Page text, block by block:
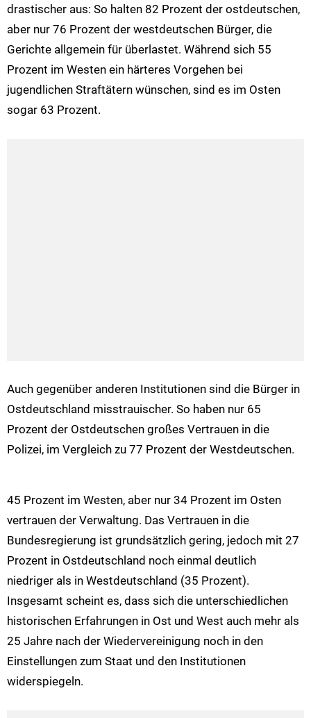
drastischer aus: So halten 82 Prozent der ostdeutschen,
aber nur 76 Prozent der westdeutschen Bürger, die
Gerichte allgemein für überlastet. Während sich 55
Prozent im Westen ein härteres Vorgehen bei
jugendlichen Straftätern wünschen, sind es im Osten
sogar 63 Prozent.
Auch gegenüber anderen Institutionen sind die Bürger in
Ostdeutschland misstrauischer. So haben nur 65
Prozent der Ostdeutschen großes Vertrauen in die
Polizei, im Vergleich zu 77 Prozent der Westdeutschen.
45 Prozent im Westen, aber nur 34 Prozent im Osten
vertrauen der Verwaltung. Das Vertrauen in die
Bundesregierung ist grundsätzlich gering, jedoch mit 27
Prozent in Ostdeutschland noch einmal deutlich
niedriger als in Westdeutschland (35 Prozent).
Insgesamt scheint es, dass sich die unterschiedlichen
historischen Erfahrungen in Ost und West auch mehr als
25 Jahre nach der Wiedervereinigung noch in den
Einstellungen zum Staat und den Institutionen
widerspiegeln.